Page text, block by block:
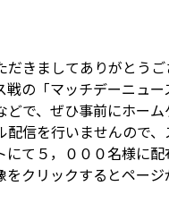
きましてありがとうご
の「マッチデーニュー
で、ぜひ事前にホー
信を行いませんので、
て５，０００名様に配
クリックするとページ